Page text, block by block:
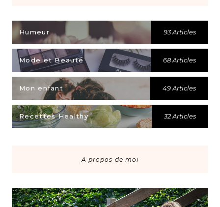
Humeur 93 Articles
Mode et Beauté 68 Articles
Mon enfant 49 Articles
Recettes Healthy 32 Articles
A propos de moi